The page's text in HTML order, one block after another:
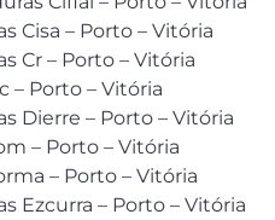
Cisa – Porto – Vitória
Cr – Porto – Vitória
– Porto – Vitória
Dierre – Porto – Vitória
– Porto – Vitória
– Porto – Vitória
Ezcurra – Porto – Vitória